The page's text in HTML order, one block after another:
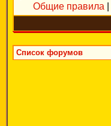
Общие правила |
Список форумов